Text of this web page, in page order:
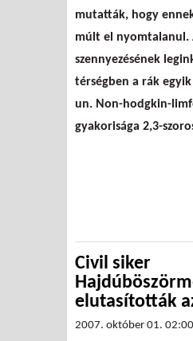
mutatták, hogy
múlt el nyomtalanul.
szennyezésének
térségben a rák
un. Non-hodgkin-
gyakorisága 2,3-
Civil siker
elutasították
2007. október 01. 02:00